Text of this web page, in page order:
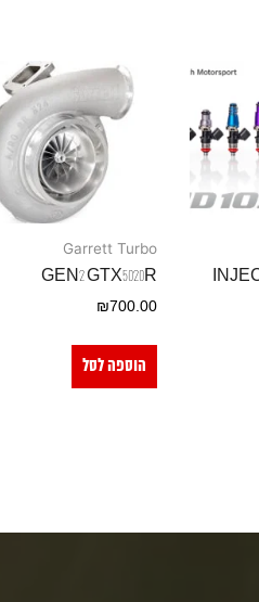
Garrett Turbo
GEN2 GTX5020R
₪700.00
הוספה לסל